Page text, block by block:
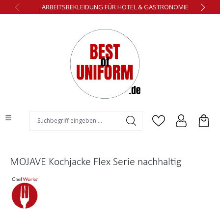
springenARBEITSBEKLEIDUNG FÜR HOTEL & GASTRONOMIE
MOJAVE Kochjacke Flex Serie nachhaltig